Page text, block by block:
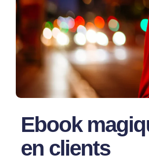
Ebook
en clients